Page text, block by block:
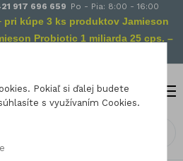
917 696 659 Po - Pia: 8:00 - 16:00
pri kúpe 3 ks produktov Jamieson
Probiotic 1 miliarda 25 cps. –
0
Pokiaľ si ďalej budete
s využívaním Cookies.